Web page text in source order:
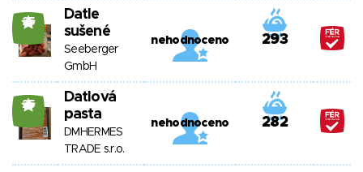
25
Datle
sušené
Seeberger
GmbH
nehodnoceno 293
25
Datlová
pasta
DMHERMES
TRADE s.r.o.
nehodnoceno 282